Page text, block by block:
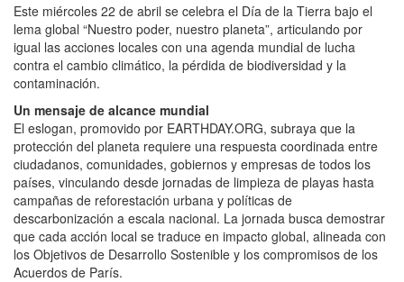
Este miércoles 22 de abril se celebra el Día de la Tierra bajo el
lema global “Nuestro poder, nuestro planeta”, articulando por
igual las acciones locales con una agenda mundial de lucha
contra el cambio climático, la pérdida de biodiversidad y la
contaminación.
Un mensaje de alcance mundial
El eslogan, promovido por EARTHDAY.ORG, subraya que la
protección del planeta requiere una respuesta coordinada entre
ciudadanos, comunidades, gobiernos y empresas de todos los
países, vinculando desde jornadas de limpieza de playas hasta
campañas de reforestación urbana y políticas de
descarbonización a escala nacional. La jornada busca demostrar
que cada acción local se traduce en impacto global, alineada con
los Objetivos de Desarrollo Sostenible y los compromisos de los
Acuerdos de París.